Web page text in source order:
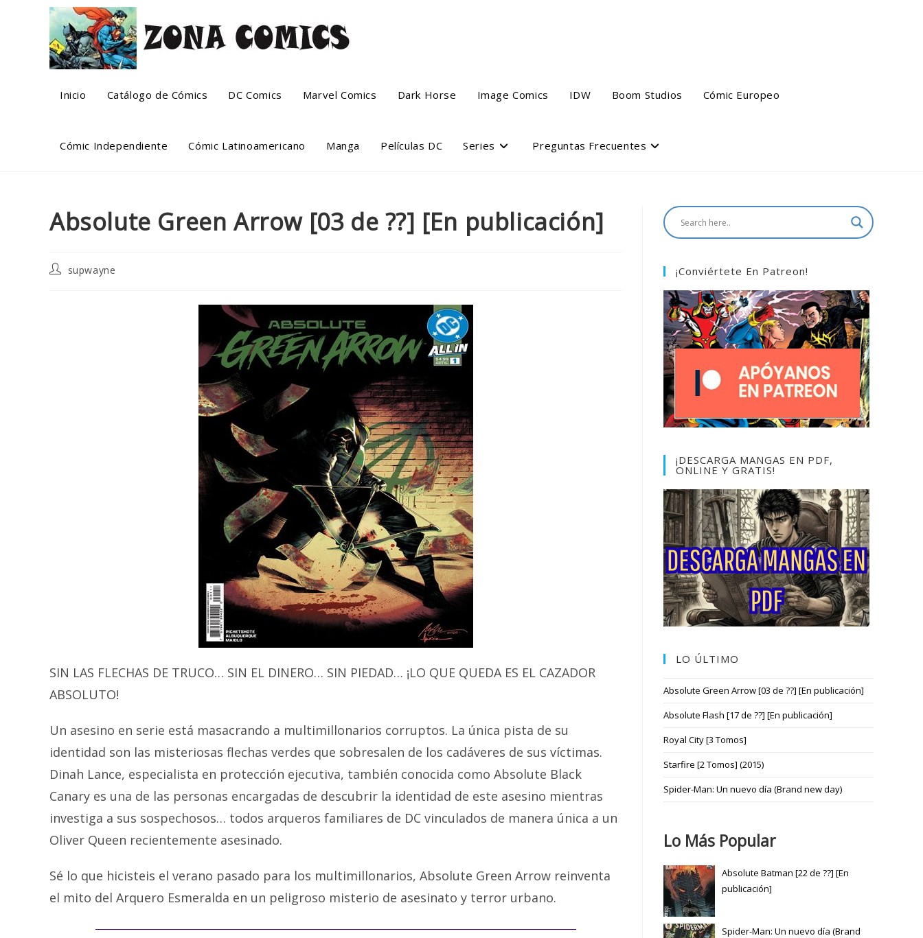
Inicio Catálogo de Cómics DC Comics Marvel Comics Dark Horse Image Comics IDW Boom Studios Cómic Europeo
Cómic Independiente Cómic Latinoamericano Manga Películas DC Series Preguntas Frecuentes
Absolute Green Arrow [03 de ??] [En publicación]
Postsupwayne
SIN LAS FLECHAS DE TRUCO… SIN EL DINERO… SIN PIEDAD… ¡LO QUE QUEDA ES EL CAZADOR
ABSOLUTO!
Un asesino en serie está masacrando a multimillonarios corruptos. La única pista de su
identidad son las misteriosas flechas verdes que sobresalen de los cadáveres de sus víctimas.
Dinah Lance, especialista en protección ejecutiva, también conocida como Absolute Black
Canary es una de las personas encargadas de descubrir la identidad de este asesino mientras
investiga a sus sospechosos… todos arqueros familiares de DC vinculados de manera única a un
Oliver Queen recientemente asesinado.
Sé lo que hicisteis el verano pasado para los multimillonarios, Absolute Green Arrow reinventa
el mito del Arquero Esmeralda en un peligroso misterio de asesinato y terror urbano.
¡Conviértete En Patreon!
¡DESCARGA MANGAS EN PDF,
ONLINE Y GRATIS!
LO ÚLTIMO
Absolute Green Arrow [03 de ??] [En publicación]
Absolute Flash [17 de ??] [En publicación]
Royal City [3 Tomos]
Starfire [2 Tomos] (2015)
Spider-Man: Un nuevo día (Brand new day)
Lo Más Popular
Absolute Batman [22 de ??] [En
publicación]
Spider-Man: Un nuevo día (Brand